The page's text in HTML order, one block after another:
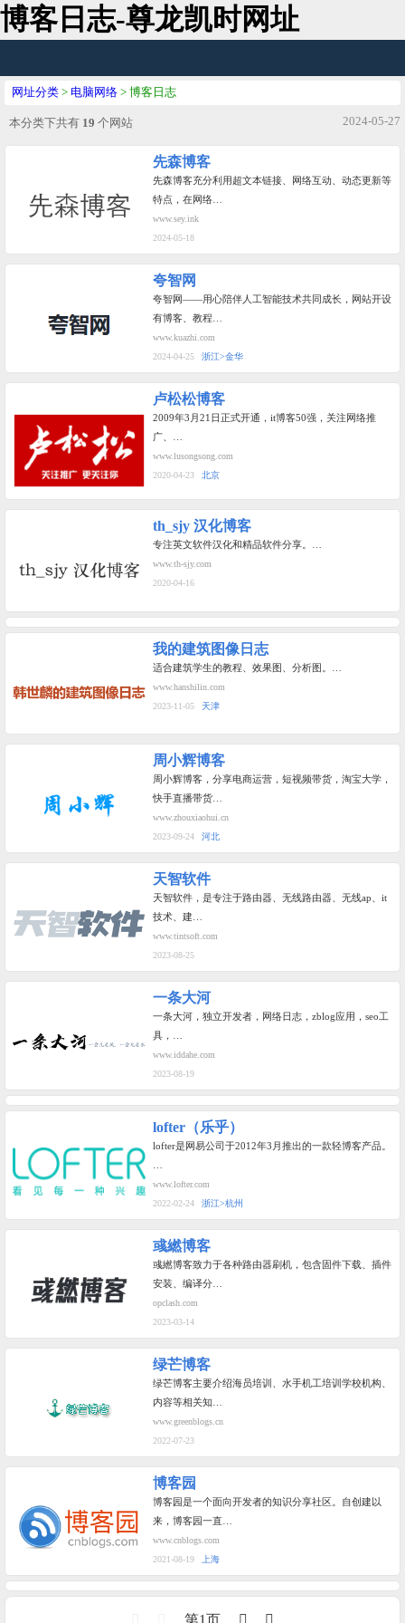
博客日志-尊龙凯时网址
网址分类 > 电脑网络 > 博客日志
本分类下共有 19 个网站 2024-05-27
先森博客
先森博客充分利用超文本链接、网络互动、动态更新等
特点，在网络…
www.sey.ink
2024-05-18
夸智网
夸智网——用心陪伴人工智能技术共同成长，网站开设
有博客、教程…
www.kuazhi.com
2024-04-25
浙江>金华
卢松松博客
2009年3月21日正式开通，it博客50强，关注网络推
广、…
www.lusongsong.com
2020-04-23
北京
th_sjy 汉化博客
专注英文软件汉化和精品软件分享。…
www.th-sjy.com
2020-04-16
我的建筑图像日志
适合建筑学生的教程、效果图、分析图。…
www.hanshilin.com
2023-11-05
天津
周小辉博客
周小辉博客，分享电商运营，短视频带货，淘宝大学，
快手直播带货…
www.zhouxiaohui.cn
2023-09-24
河北
天智软件
天智软件，是专注于路由器、无线路由器、无线ap、it
技术、建…
www.tintsoft.com
2023-08-25
一条大河
一条大河，独立开发者，网络日志，zblog应用，seo工
具，…
www.iddahe.com
2023-08-19
lofter（乐乎）
lofter是网易公司于2012年3月推出的一款轻博客产品。
www.lofter.com
2022-02-24
浙江>杭州
彧繎博客
彧繎博客致力于各种路由器刷机，包含固件下载、插件
安装、编译分…
opclash.com
2023-03-14
绿芒博客
绿芒博客主要介绍海员培训、水手机工培训学校机构、
内容等相关知…
www.greenblogs.cn
2022-07-23
博客园
博客园是一个面向开发者的知识分享社区。自创建以
来，博客园一直…
www.cnblogs.com
2021-08-19
上海